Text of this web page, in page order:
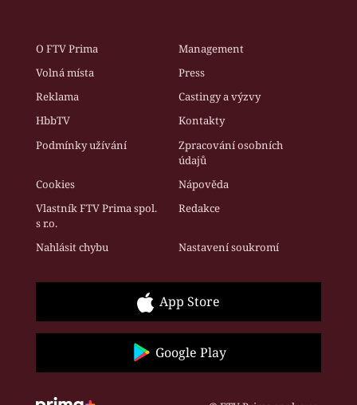
O FTV Prima
Management
Volná místa
Press
Reklama
Castingy a výzvy
HbbTV
Kontakty
Podmínky užívání
Zpracování osobních
údajů
Cookies
Nápověda
Vlastník FTV Prima spol.
s r.o.
Redakce
Nahlásit chybu Nastavení soukromí
App Store
Google Play